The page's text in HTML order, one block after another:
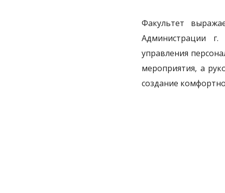
Факультет
Администрации
управления
мероприятия, а
создание